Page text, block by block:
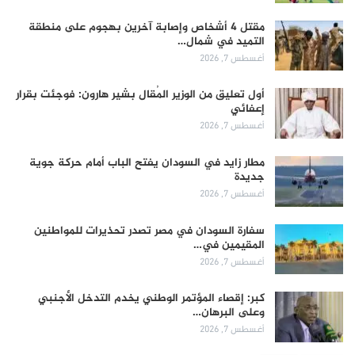
مقتل 4 أشخاص وإصابة آخرين بهجوم على منطقة
التميد في شمال…
أغسطس 7, 2026
أول تعليق من الوزير المُقال بشير هارون: فوجئت بقرار
إعفائي
أغسطس 7, 2026
مطار زايد في السودان يفتح الباب أمام حركة جوية
جديدة
أغسطس 7, 2026
سفارة السودان في مصر تصدر تحذيرات للمواطنين
المقيمين في…
أغسطس 7, 2026
كبر: إقصاء المؤتمر الوطني يخدم التدخل الأجنبي
وعلى البرهان…
أغسطس 7, 2026